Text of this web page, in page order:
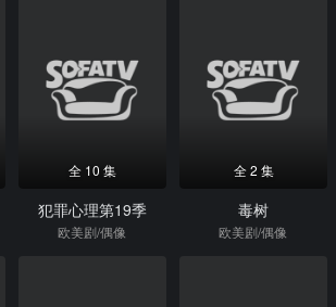
全 10 集
犯罪心理第19季
欧美剧/偶像
全 2 集
毒树
欧美剧/偶像